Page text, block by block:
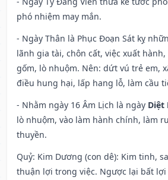
phó nhiệm may mắn.
- Ngày Thân là Phục Đoạn Sát kỵ
lãnh gia tài, chôn cất, việc xuất
gốm, lò nhuộm. Nên: dứt vú trẻ em,
điều hung hại, lấp hang lỗ, làm cầu
- Nhằm ngày 16 Âm Lịch là ngày Diệt
lò nhuộm, vào làm hành chính, làm
thuyền.
Quỷ: Kim Dương (con dê): Kim tinh,
thuận lợi trong việc. Ngược lại bất lợi